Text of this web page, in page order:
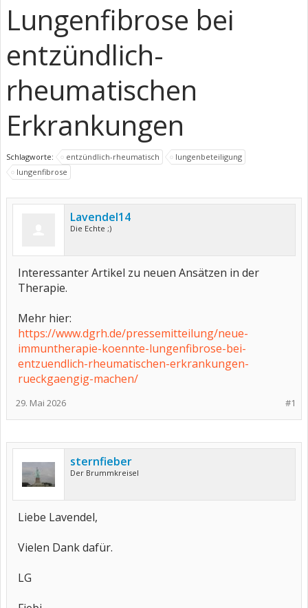
Lungenfibrose bei
entzündlich-
rheumatischen
Erkrankungen
Schlagworte: entzündlich-rheumatisch
lungenbeteiligung
lungenfibrose
Lavendel14
Die Echte ;)
Interessanter Artikel zu neuen Ansätzen in der
Therapie.
Mehr hier:
https://www.dgrh.de/pressemitteilung/neue-
immuntherapie-koennte-lungenfibrose-bei-
entzuendlich-rheumatischen-erkrankungen-
rueckgaengig-machen/
#1
29. Mai 2026
sternfieber
Der Brummkreisel
Liebe Lavendel,
Vielen Dank dafür.
LG